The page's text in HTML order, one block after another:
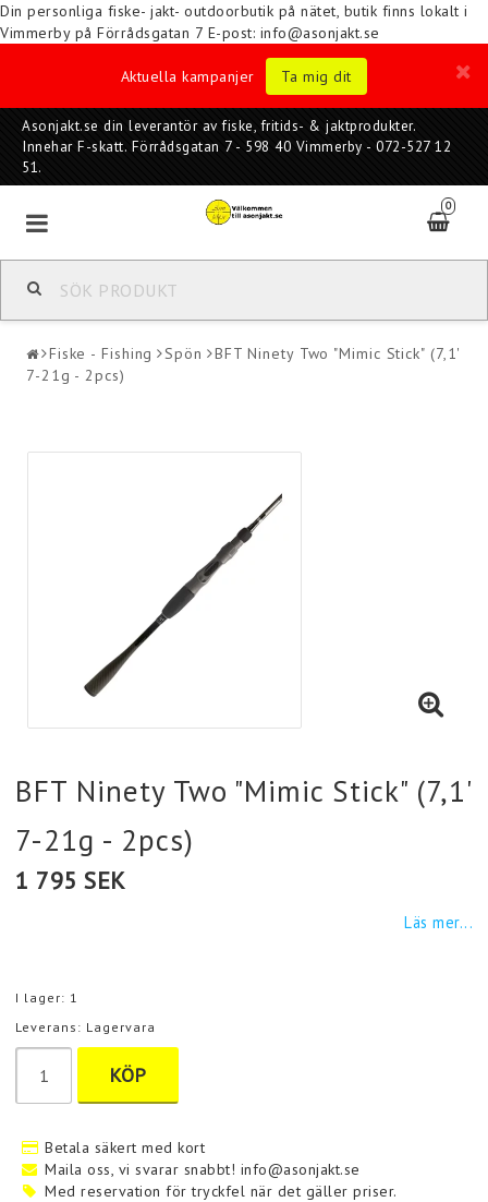
Din personliga fiske- jakt- outdoorbutik på nätet, butik finns lokalt i
Vimmerby på Förrådsgatan 7 E-post: info@asonjakt.se
Aktuella kampanjer Ta mig dit
Asonjakt.se din leverantör av fiske, fritids- & jaktprodukter.
Innehar F-skatt. Förrådsgatan 7 - 598 40 Vimmerby - 072-527 12
51.
0
Fiske - Fishing Spön
BFT Ninety Two "Mimic Stick" (7,1'
7-21g - 2pcs)
BFT Ninety Two "Mimic Stick" (7,1'
7-21g - 2pcs)
1 795 SEK
Läs mer...
I lager: 1
Leverans: Lagervara
KÖP
Betala säkert med kort
Maila oss, vi svarar snabbt! info@asonjakt.se
Med reservation för tryckfel när det gäller priser.